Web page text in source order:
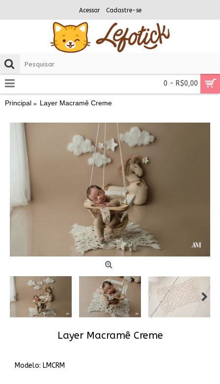
Acessar Cadastre-se
0 - R$0,00
Principal Layer Macramê Creme
Layer Macramê Creme
Modelo: LMCRM